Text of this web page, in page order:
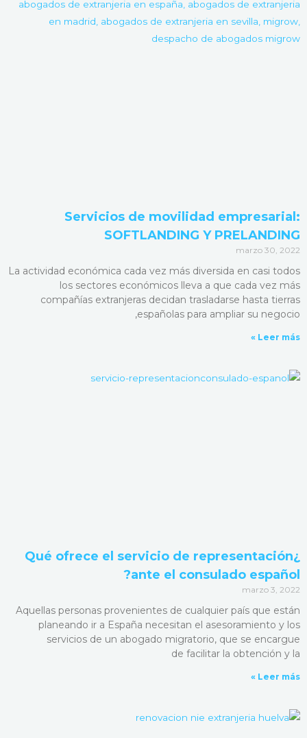
Servicios de movilidad empresarial:
SOFTLANDING Y PRELANDING
marzo 30, 2022
La actividad económica cada vez más diversida en casi todos
los sectores económicos lleva a que cada vez más
compañías extranjeras decidan trasladarse hasta tierras
españolas para ampliar su negocio,
Leer más »
¿Qué ofrece el servicio de representación
ante el consulado español?
marzo 3, 2022
Aquellas personas provenientes de cualquier país que están
planeando ir a España necesitan el asesoramiento y los
servicios de un abogado migratorio, que se encargue
de facilitar la obtención y la
Leer más »